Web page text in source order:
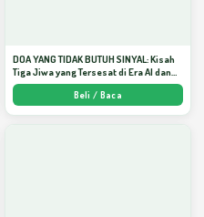
DOA YANG TIDAK BUTUH SINYAL: Kisah
Tiga Jiwa yang Tersesat di Era AI dan
Menemukan Jalan Pulang di Bulan
Ramadhan" - Arda Dinata
Beli / Baca